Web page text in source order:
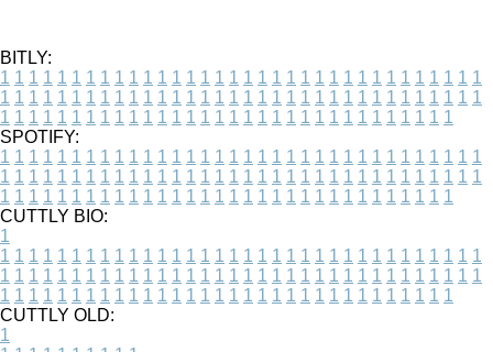
BITLY:
1 1 1 1 1 1 1 1 1 1 1 1 1 1 1 1 1 1 1 1 1 1 1 1 1 1 1 1 1 1 1 1 1 1
1 1 1 1 1 1 1 1 1 1 1 1 1 1 1 1 1 1 1 1 1 1 1 1 1 1 1 1 1 1 1 1 1 1
1 1 1 1 1 1 1 1 1 1 1 1 1 1 1 1 1 1 1 1 1 1 1 1 1 1 1 1 1 1 1 1
SPOTIFY:
1 1 1 1 1 1 1 1 1 1 1 1 1 1 1 1 1 1 1 1 1 1 1 1 1 1 1 1 1 1 1 1 1 1
1 1 1 1 1 1 1 1 1 1 1 1 1 1 1 1 1 1 1 1 1 1 1 1 1 1 1 1 1 1 1 1 1 1
1 1 1 1 1 1 1 1 1 1 1 1 1 1 1 1 1 1 1 1 1 1 1 1 1 1 1 1 1 1 1 1
CUTTLY BIO:
1
1 1 1 1 1 1 1 1 1 1 1 1 1 1 1 1 1 1 1 1 1 1 1 1 1 1 1 1 1 1 1 1 1 1
1 1 1 1 1 1 1 1 1 1 1 1 1 1 1 1 1 1 1 1 1 1 1 1 1 1 1 1 1 1 1 1 1 1
1 1 1 1 1 1 1 1 1 1 1 1 1 1 1 1 1 1 1 1 1 1 1 1 1 1 1 1 1 1 1 1
CUTTLY OLD:
1